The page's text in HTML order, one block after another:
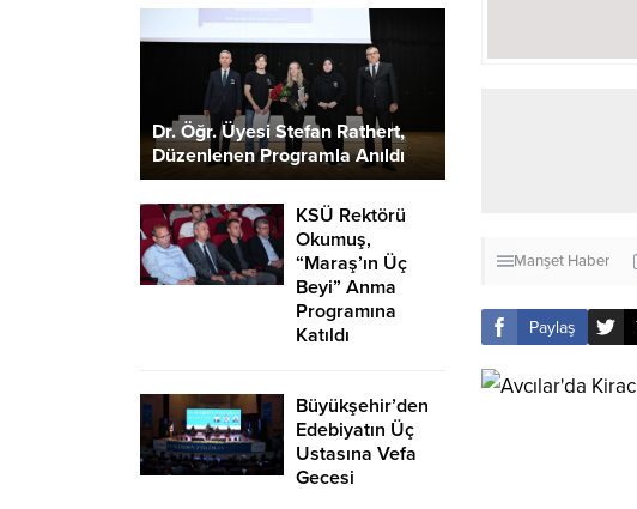
Manşet Haber
Paylaş
Dr. Öğr. Üyesi Stefan Rathert,
Düzenlenen Programla Anıldı
KSÜ Rektörü
Okumuş,
“Maraş’ın Üç
Beyi” Anma
Programına
Katıldı
Büyükşehir’den
Edebiyatın Üç
Ustasına Vefa
Gecesi